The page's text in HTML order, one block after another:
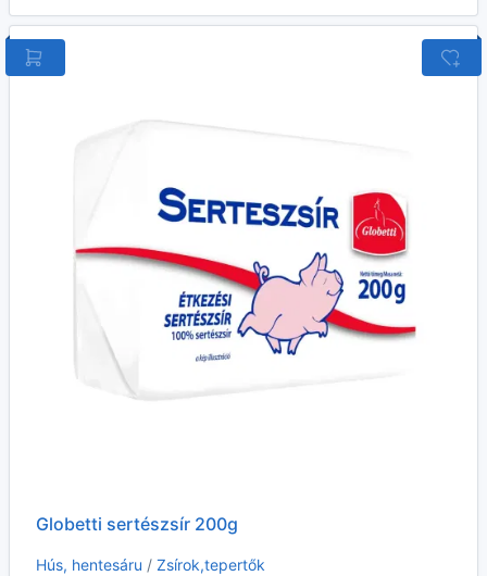
Globetti sertészsír 200g
Hús, hentesáru / Zsírok,tepertők